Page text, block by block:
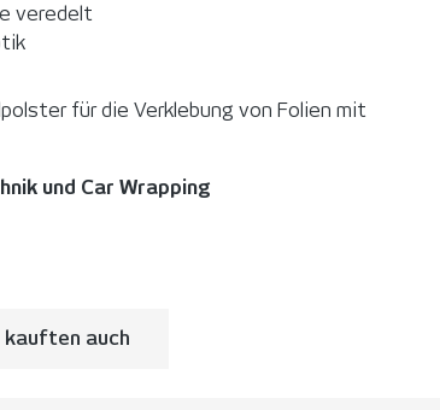
veredelt
für die Verklebung von Folien mit
und Car Wrapping
kauften auch